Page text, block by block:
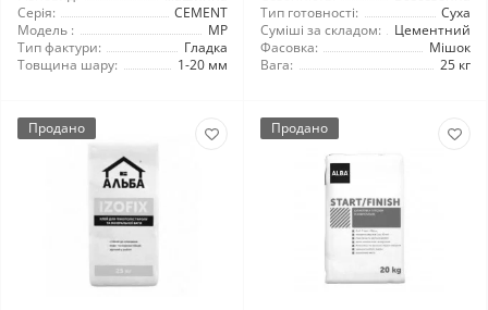
Серія:
CEMENT
Модель :
MP
Тип фактури:
Гладка
Товщина шару:
1-20 мм
Тип готовності:
Суха
Суміші за складом:
Цементний
Фасовка:
Мішок
Вага:
25 кг
Продано Продано